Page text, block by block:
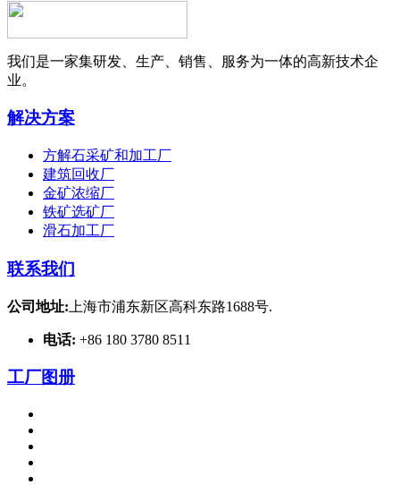
我们是一家集研发、生产、销售、服务为一体的高新技术企
业。
解决方案
方解石采矿和加工厂
建筑回收厂
金矿浓缩厂
铁矿选矿厂
滑石加工厂
联系我们
公司地址: 上海市浦东新区高科东路1688号.
电话: +86 180 3780 8511
工厂图册